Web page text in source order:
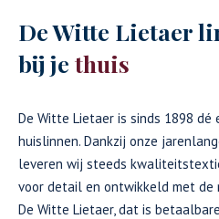
De Witte Lietaer
bij je thuis
De Witte Lietaer is sinds 1898
huislinnen. Dankzij onze
leveren wij steeds
voor detail en ontwikkeld met de
De Witte Lietaer, dat is